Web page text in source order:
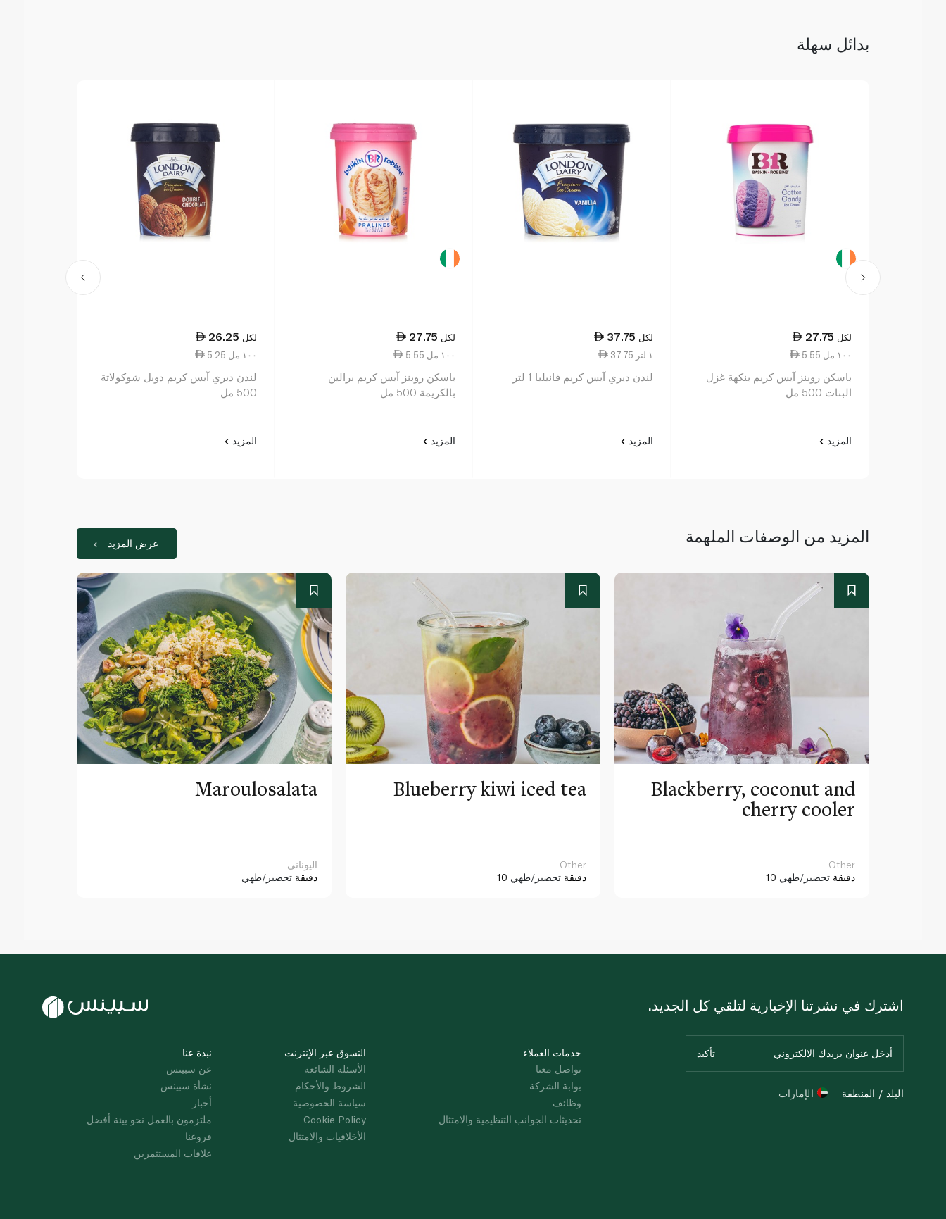
بدائل سهلة
27.75 لكل
5.55 ١٠٠ مل
باسكن روبنز آيس كريم بنكهة غزل
البنات 500 مل
المزيد
37.75 لكل
37.75 ١ لتر
لندن ديري آيس كريم فانيليا 1 لتر
المزيد
27.75 لكل
5.55 ١٠٠ مل
باسكن روبنز آيس كريم برالين
بالكريمة 500 مل
المزيد
26.25 لكل
5.25 ١٠٠ مل
لندن ديري آيس كريم دوبل شوكولاتة
500 مل
المزيد
المزيد من الوصفات الملهمة عرض المزيد
Maroulosalata
اليوناني
دقيقة تحضير/طهي
Blueberry kiwi iced tea
Other
10 دقيقة تحضير/طهي
Blackberry, coconut and
cherry cooler
Other
10 دقيقة تحضير/طهي
نبذة عنا
عن سبينس
نشأة سبينس
أخبار
ملتزمون بالعمل نحو بيئة أفضل
فروعنا
علاقات المستثمرين
التسوق عبر الإنترنت
الأسئلة الشائعة
الشروط والأحكام
سياسة الخصوصية
Cookie Policy
الأخلاقيات والامتثال
خدمات العملاء
تواصل معنا
بوابة الشركة
وظائف
تحديثات الجوانب التنظيمية والامتثال
اشترك في نشرتنا الإخبارية لتلقي كل الجديد.
البلد / المنطقة الإمارات